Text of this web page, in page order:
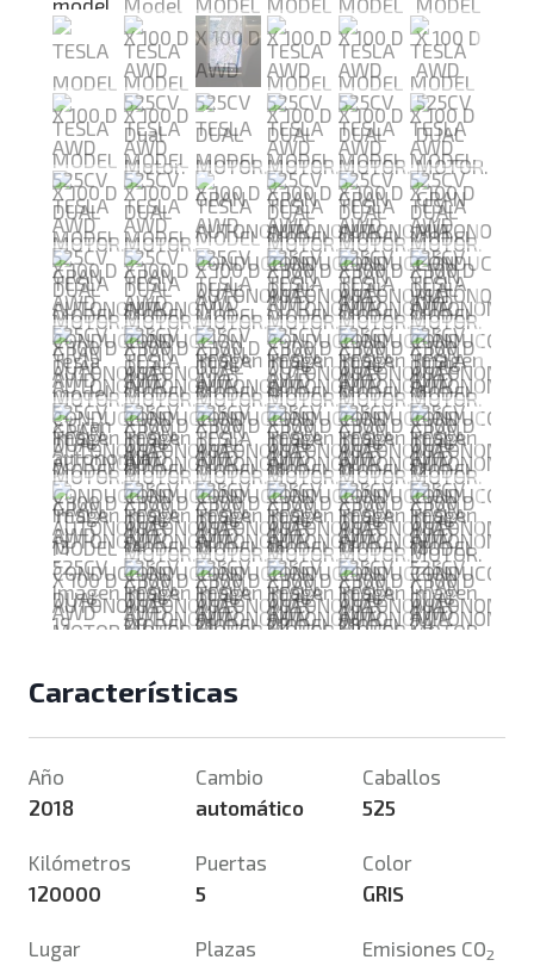
Características
Año
2018
Cambio
automático
Caballos
525
Kilómetros
120000
Puertas
5
Color
GRIS
Lugar
Plazas
Emisiones CO2